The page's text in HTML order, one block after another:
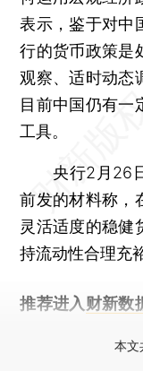
表示，鉴于对中
行的货币政策是
观察、适时动态
目前中国仍有一
工具。
央行2月26日
前发的材料称，
灵活适度的稳健
持流动性合理充
推荐进入 财新数
本文